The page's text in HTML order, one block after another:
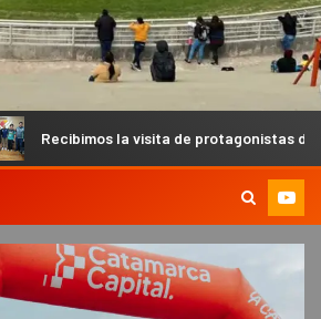
visita de protagonistas del MX para palpitar